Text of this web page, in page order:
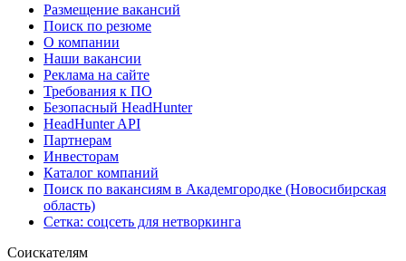
Размещение вакансий
Поиск по резюме
О компании
Наши вакансии
Реклама на сайте
Требования к ПО
Безопасный HeadHunter
HeadHunter API
Партнерам
Инвесторам
Каталог компаний
Поиск по вакансиям в Академгородке (Новосибирская
область)
Сетка: соцсеть для нетворкинга
Соискателям